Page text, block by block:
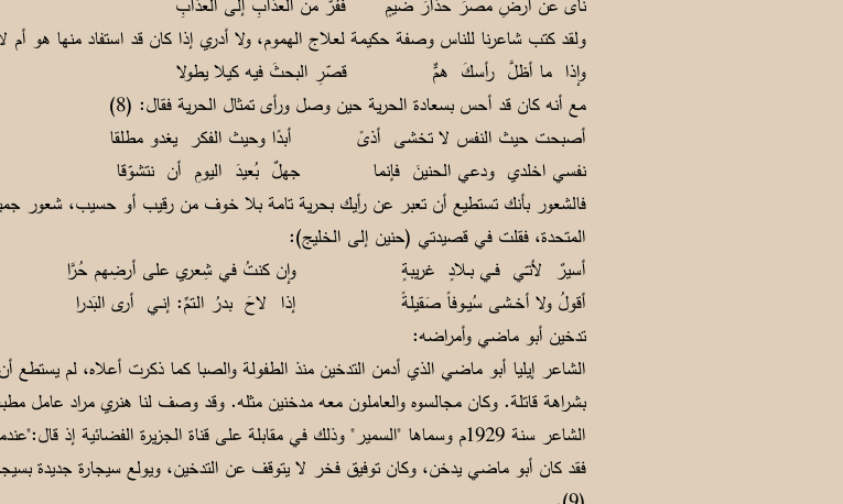
ولقد كتب شاعرنا للناس وصفة حكيمة لعلاج الهموم، ولا أدري إذا كان قد استفاد منها هو
وإذا ما أظلَّ رأسكَ همٌّ قصّرِ البحثَ فيه كيلا يطولا
مع أنه كان قد أحس بسعادة الحرية حين وصل ورأى تمثال الحرية فقال: (8)
أصبحت حيث النفس لا تخشى أذىً أبدًا وحيث الفكر يغدو مطلقا
نفسي اخلدي ودعي الحنينَ فإنما جهلٌ بُعيدَ اليومِ أن نتشوّقا
المتحدة، فقلت في قصيدتي (حنين إلى الخليج):
أسيرٌ لأنـّـي فــي بــلادٍ غريبةٍ وإن كنتُ في شِعري على أرضِهم حُرَّا
أقولُ ولا أخــشى سُيــوفاً صَقيلةً إذا لاحَ بدرُ الـتمِّ: إنــي أرى البَدرا
تدخين أبو ماضي وأمراضه:
الشاعر إيليا أبو ماضي الذي أدمن التدخين منذ الطفولة والصبا كما ذكرت أعلاه، لم
بشراهة قاتلة. وكان مجالسوه والعاملون معه مدخنين مثله. وقد وصف لنا هنري مراد عامل
الشاعر سنة 1929م وسماها "السمير" وذلك في مقابلة على قناة الجزيرة الفضائية
فقد كان أبو ماضي يدخن، وكان توفيق فخر لا يتوقف عن التدخين، ويولع سيجارة جديدة